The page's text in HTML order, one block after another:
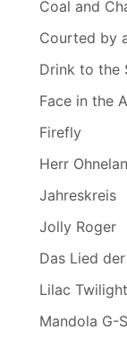
Coal and
Courted by
Drink to the
Face in the
Firefly
Herr
Jahreskreis
Jolly Roger
Das Lied
Lilac Twilight
Mandola G-